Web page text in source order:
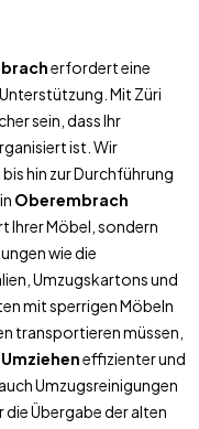
erfordert eine
Mit Züri
sein, dass Ihr
ist. Wir
hin zur Durchführung
Oberembrach
Ihrer Möbel, sondern
wie die
Umzugskartons und
mit sperrigen Möbeln
transportieren müssen,
Umzieheneffizienter und
Umzugsreinigungen
die Übergabe der alten